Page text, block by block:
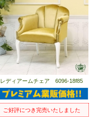
レディアームチェア 6096-18f85
ご好評につき完売いたしました